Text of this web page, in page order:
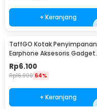
+ Keranjang
TaffGO Kotak Penyimpanan
Earphone Aksesoris Gadget
EVA Hard Case - VBG-E01
Rp6.100
Rp16.900 64%
+ Keranjang